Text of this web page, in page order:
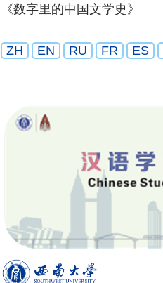
《数字里的中国文学史》
ZH EN RU FR ES